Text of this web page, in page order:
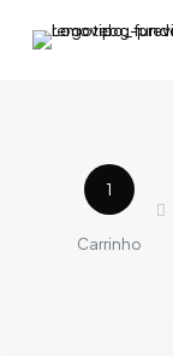
1
Carrinho